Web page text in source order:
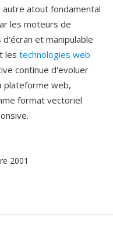
atout fondamental
les moteurs de
et manipulable
les technologies web
continue d'evoluer
plateforme web,
format vectoriel
2001